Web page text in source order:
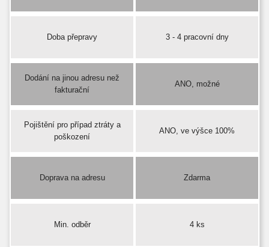
Doba přepravy 3 - 4 pracovní dny
Dodání na jinou adresu než
fakturační
ANO, možné
Pojištění pro případ ztráty a
poškození
ANO, ve výšce 100%
Doprava na adresu Zdarma
Min. odběr 4 ks